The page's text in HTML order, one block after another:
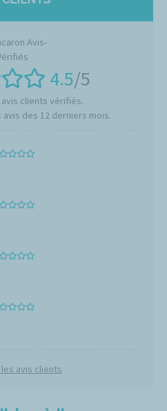
4.5/5
clients vérifiés.
des 12 derniers mois.
avis clients